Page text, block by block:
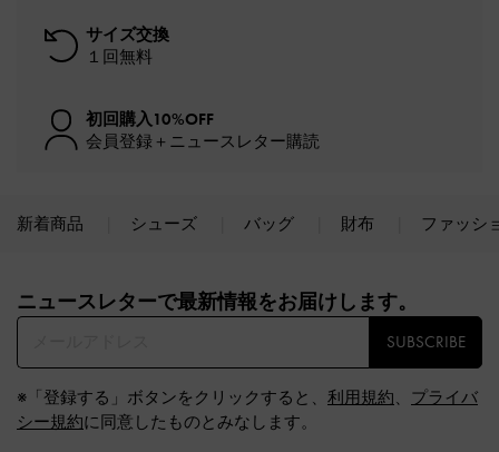
サイズ交換
１回無料
初回購入10%OFF
会員登録＋ニュースレター購読
新着商品 シューズ バッグ 財布 ファッシ
ニュースレターで最新情報をお届けします。​
SUBSCRIBE
※「登録する」ボタンをクリックすると、 利用規約、 プライバ
シー規約に同意したものとみなします。